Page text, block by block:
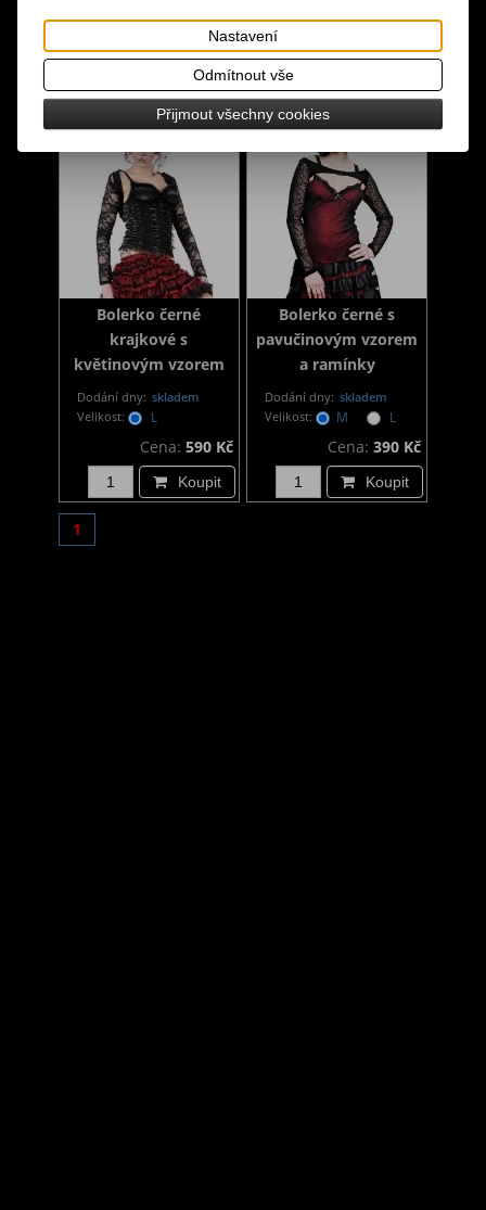
Koupit
Bolerko černé
krajkové s
květinovým vzorem
Dodání dny: skladem
Velikost:
L
Cena: 590 Kč
Koupit
Bolerko černé s
pavučinovým vzorem
a ramínky
Dodání dny: skladem
Velikost:
M L
Cena: 390 Kč
Koupit
1
Nastavení
Odmítnout vše
Přijmout všechny cookies